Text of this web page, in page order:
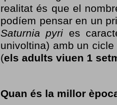
realitat és que el
podíem pensar en un
Saturnia pyri es
univoltina) amb un
(els adults viuen 1
Quan és la millor